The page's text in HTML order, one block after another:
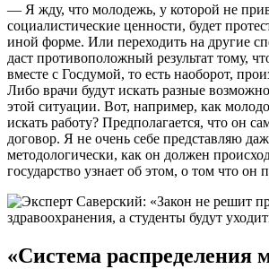
— Я жду, что молодежь, у которой не
социалистические ценности, будет
иной форме. Или переходить на другие
даст противоположный результат тому,
вместе с Госдумой, то есть наоборот,
Либо врачи будут искать разные
этой ситуации. Вот, например, как
искать работу? Предполагается, что он
договор. Я не очень себе представляю
методологически, как он должен
государство узнает об этом, о том что он
«Система распределения